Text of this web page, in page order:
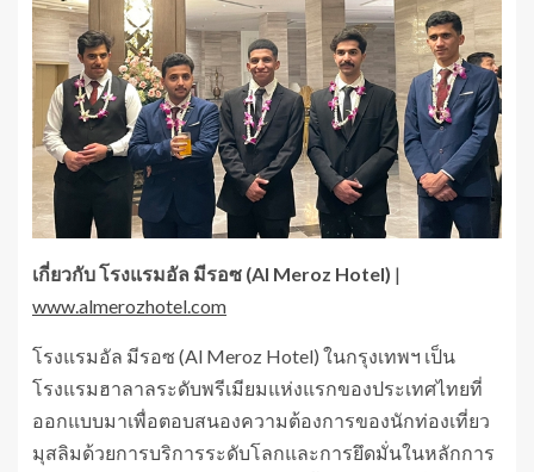
เกี่ยวกับโรงแรมอัล มีรอซ (Al Meroz Hotel) |
www.almerozhotel.com
โรงแรมอัล มีรอซ (Al Meroz Hotel) ในกรุงเทพฯ เป็น
โรงแรมฮาลาลระดับพรีเมียมแห่งแรกของประเทศไทยที่
ออกแบบมาเพื่อตอบสนองความต้องการของนักท่องเที่ยว
มุสลิมด้วยการบริการระดับโลกและการยึดมั่นในหลักการ